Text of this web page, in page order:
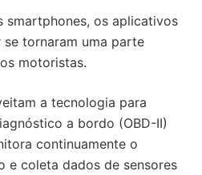
smartphones, os aplicativos
tornaram uma parte
motoristas.
a tecnologia para
a bordo (OBD-II)
continuamente o
e coleta dados de sensores